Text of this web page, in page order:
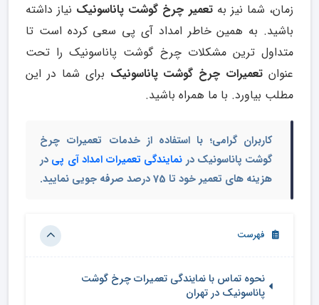
زمان، شما نیز بهتعمیر چرخ گوشت پاناسونیک نیاز داشته
باشید. به همین خاطر امداد آی پی سعی کرده است تا
متداول ترین مشکلات چرخ گوشت پاناسونیک را تحت
عنوان تعمیرات چرخ گوشت پاناسونیک برای شما در این
مطلب بیاورد. با ما همراه باشید.
کاربران گرامی؛ با استفاده از خدمات تعمیرات چرخ
گوشت پاناسونیک در نمایندگی تعمیرات امداد آی پی در
هزینه های تعمیر خود تا 75 درصد صرفه جویی نمایید.
فهرست
نحوه تماس با نمایندگی تعمیرات چرخ گوشت
پاناسونیک در تهران